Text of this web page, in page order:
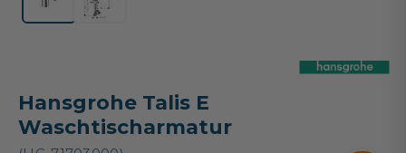
Hansgrohe Talis E
Waschtischarmatur